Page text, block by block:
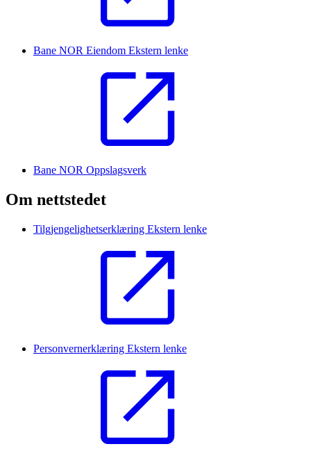
Bane NOR Eiendom Ekstern lenke
Bane NOR Oppslagsverk
Om nettstedet
Tilgjengelighetserklæring Ekstern lenke
Personvernerklæring Ekstern lenke